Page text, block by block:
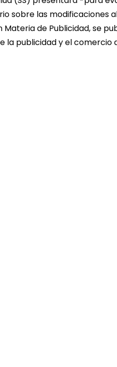
sobre las
de Publicidad, se
publicidad y el comercio